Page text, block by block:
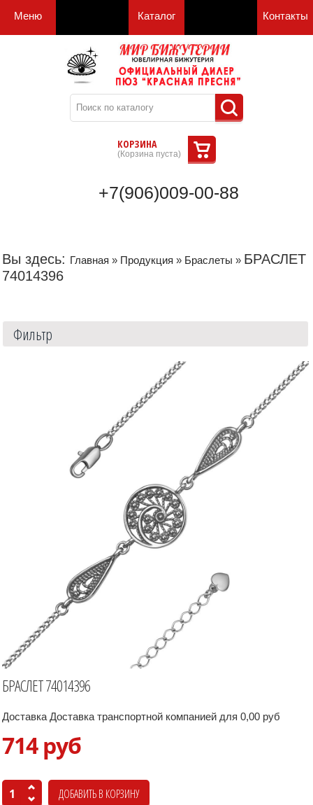
Меню Каталог Контакты
КОРЗИНА
(Корзина пуста)
+7(906)009-00-88
Вы здесь: Главная » Продукция » Браслеты » БРАСЛЕТ
74014396
Фильтр
БРАСЛЕТ 74014396
Доставка Доставка транспортной компанией для 0,00 руб
714 руб